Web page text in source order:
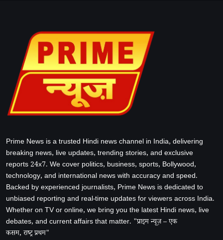
Prime News is a trusted Hindi news channel in India, delivering
breaking news, live updates, trending stories, and exclusive
reports 24x7. We cover politics, business, sports, Bollywood,
technology, and international news with accuracy and speed.
Backed by experienced journalists, Prime News is dedicated to
unbiased reporting and real-time updates for viewers across India.
Whether on TV or online, we bring you the latest Hindi news, live
debates, and current affairs that matter. "प्राइम न्यूज़ – एक
कसम, राष्ट्र प्रथम"